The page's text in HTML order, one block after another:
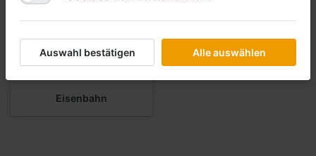
1:220 Katalog
Eisenbahn
Auswahl bestätigen Alle auswählen